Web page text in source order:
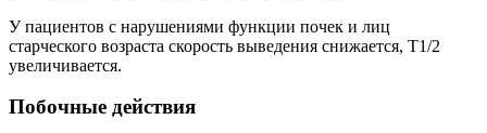
У пациентов с нарушениями функции почек и лиц
старческого возраста скорость выведения снижается, T1/2
увеличивается.
Побочные действия